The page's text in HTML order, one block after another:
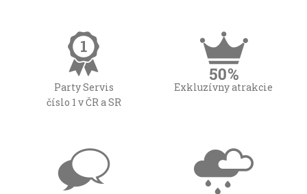
Party Servis
číslo 1 v ČR a SR
Exkluzívny atrakcie